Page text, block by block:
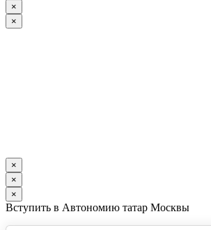
×
×
×
×
×
Вступить в Автономию татар Москвы